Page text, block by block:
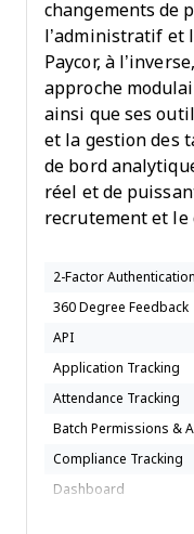
changements de
l’administratif et
Paycor, à
approche
ainsi que ses
et la gestion des
de bord
réel et de
recrutement et le
2-Factor Authentication
360 Degree Feedback
API
Application Tracking
Attendance Tracking
Batch Permissions &
Compliance Tracking
Dashboard